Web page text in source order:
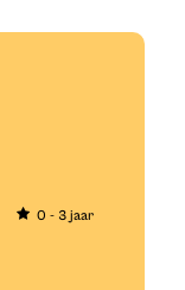
0 - 3 jaar